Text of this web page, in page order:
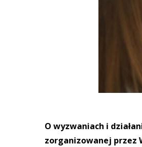
O wyzwaniach i
zorganizowanej przez